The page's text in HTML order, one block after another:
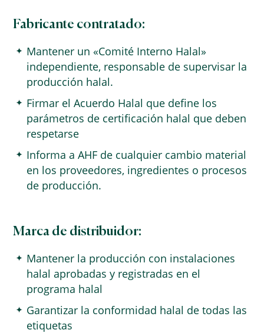
Fabricante contratado:
Mantener un «Comité Interno Halal»
independiente, responsable de supervisar la
producción halal.
Firmar el Acuerdo Halal que define los
parámetros de certificación halal que deben
respetarse
Informa a AHF de cualquier cambio material
en los proveedores, ingredientes o procesos
de producción.
Marca de distribuidor:
Mantener la producción con instalaciones
halal aprobadas y registradas en el
programa halal
Garantizar la conformidad halal de todas las
etiquetas